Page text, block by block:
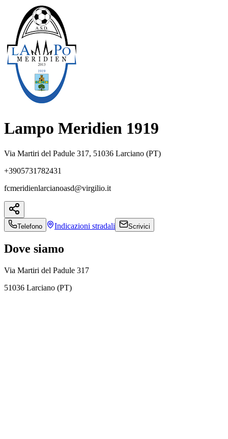
Lampo Meridien 1919
Via Martiri del Padule 317, 51036 Larciano (PT)
+3905731782431
fcmeridienlarcianoasd@virgilio.it
Telefono Indicazioni stradali Scrivici
Dove siamo
Via Martiri del Padule 317
51036 Larciano (PT)